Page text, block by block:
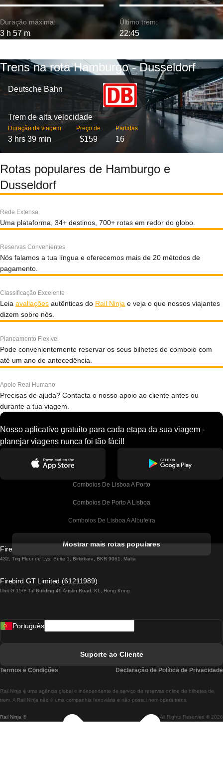
Duração máxima:
3 h 57 m
Último trem:
22:45
Trens na rota Hamburgo - Dusseldorf
Deutsche Bahn
Trem de alta velocidade
Duração da viagem
3 hrs 39 min
Preço de
$159
Partidas
16
Rotas populares de Hamburgo e
Dusseldorf
Rede Extensa
Uma plataforma, 34+ destinos, 700+ rotas em redor do globo.
Reservas Convenientes
Nós falamos a tua língua e oferecemos mais de 20 métodos de
pagamento.
Classificação Excelente
Leia avaliações autênticas do Rail Ninja e veja o que nossos viajantes
dizem sobre nós.
Planeamento Flexível
Pode convenientemente reservar os seus bilhetes de comboio com
até um ano de antecedência.
Apoio Real Humano
Precisas de ajuda? Contacta o nosso apoio ao cliente antes ou
durante a tua viagem.
Nosso aplicativo gratuito para cada etapa da sua viagem -
planejar viagens nunca foi tão fácil!
Comboios De Lisboa A Porto
Comboios De Porto A Lisboa
Comboios De Lisboa A Albufeira
Comboios De Lisboa A Lagos
Comboios De Lisboa A Madrid
Comboios De Lisboa A Braga
Comboios De Braga A Lisboa
Mostrar mais rotas populares
Firebird GT Limited (OC 1451)
432, Triq Fleur de Lys, Suite 1, Birkirkara, BKR 9061, Malta
Firebird GT Limited (61211989)
Unit G 15/F Tal Building 49 Austin Road, KL, Hong Kong
Rail Ninja ® All Rights Reserved © 2026
Rail.Ninja é uma agência global e independente de serviço de reservas online de bilhetes de
trem. A Rail Ninja não é uma companhia ferroviária e não possui nem opera trens.
Português
Suporte ao Cliente
Termos e Condições Declaração de Política de Privacidade